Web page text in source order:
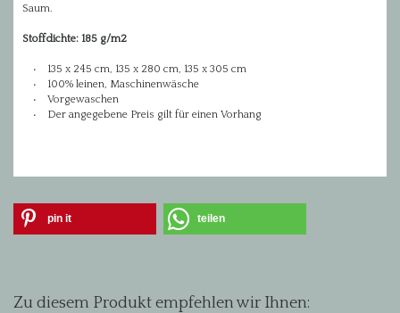
Saum.
Stoffdichte: 185 g/m2
• 135 x 245 cm, 135 x 280 cm, 135 x 305 cm
• 100% leinen, Maschinenwäsche
• Vorgewaschen
• Der angegebene Preis gilt für einen Vorhang
pin it teilen
Zu diesem Produkt empfehlen wir Ihnen: